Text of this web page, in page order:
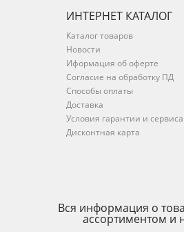
ИНТЕРНЕТ КАТАЛОГ
Каталог товаров
Новости
Иформация об оферте
Согласие на обработку ПД
Способы оплаты
Доставка
Условия гарантии и сервиса
Дисконтная карта
Вся информация о
ассортиментом и